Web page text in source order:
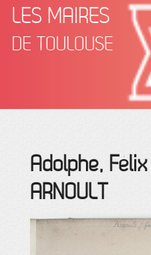
LES MAIRES
DE TOULOUSE
Adolphe, Félix
ARNOULT